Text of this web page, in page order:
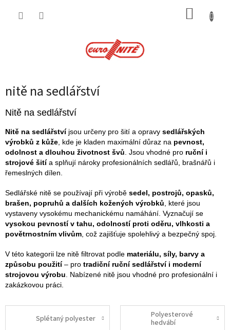
nitě na sedlářství
Nitě na sedlářství
Nitě na sedlářstvíjsou určeny pro šití a opravy sedlářských
výrobků z kůže, kde je kladen maximální důraz na pevnost,
odolnost a dlouhou životnost švů. Jsou vhodné pro ruční i
strojové šitía splňují nároky profesionálních sedlářů, brašnářů i
řemeslných dílen.
Sedlářské nitě se používají při výrobě sedel, postrojů, opasků,
brašen, popruhů a dalších kožených výrobků, které jsou
vystaveny vysokému mechanickému namáhání. Vyznačují se
vysokou pevností v tahu, odolností proti oděru, vlhkosti a
povětrnostním vlivům, což zajišťuje spolehlivý a bezpečný spoj.
V této kategorii lze nitě filtrovat podle materiálu, síly, barvy a
způsobu použití– pro tradiční ruční sedlářství i moderní
strojovou výrobu. Nabízené nitě jsou vhodné pro profesionální i
zakázkovou práci.
Splétaný polyester
Polyesterové
hedvábí